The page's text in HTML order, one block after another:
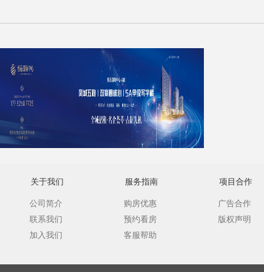
关于我们
公司简介
联系我们
加入我们
服务指南
购房优惠
预约看房
客服帮助
项目合作
广告合作
版权声明